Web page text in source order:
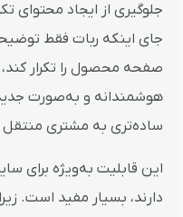
جلوگیری از ایجاد محتوای
جای اینکه ربات فقط
صفحه محصول را تکرار کند،
هوشمندانه و به‌صورت جدید
ساده‌تری به مشتری منتقل
این قابلیت به‌ویژه برای
دارند، بسیار مفید است.